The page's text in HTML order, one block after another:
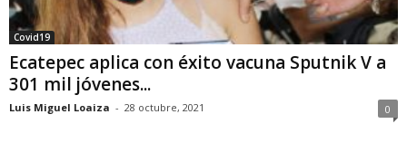
Covid19
Ecatepec aplica con éxito vacuna Sputnik V a
301 mil jóvenes...
Luis Miguel Loaiza - 28 octubre, 2021 0